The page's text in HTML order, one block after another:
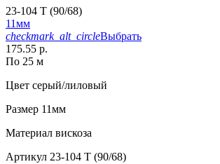
23-104 T (90/68)
11мм
checkmark_alt_circleВыбрать
175.55 р.
По 25 м
Цвет серый/лиловый
Размер 11мм
Материал вискоза
Артикул 23-104 T (90/68)